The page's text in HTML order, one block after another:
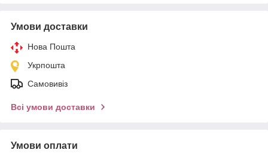
Умови доставки
Нова Пошта
Укрпошта
Самовивіз
Всі умови доставки
Умови оплати